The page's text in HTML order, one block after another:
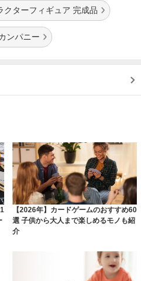
クターフィギュア 完成品
ンパニー
【2026年】カードゲームのおすすめ60
選 子供から大人まで楽しめるモノも紹
介